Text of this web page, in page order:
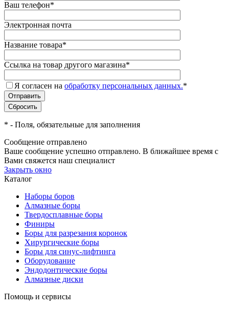
Ваш телефон*
Электронная почта
Название товара*
Ссылка на товар другого магазина*
Я согласен на обработку персональных данных.*
* - Поля, обязательные для заполнения
Сообщение отправлено
Ваше сообщение успешно отправлено. В ближайшее время с
Вами свяжется наш специалист
Закрыть окно
Каталог
Наборы боров
Алмазные боры
Твердосплавные боры
Финиры
Боры для разрезания коронок
Хирургические боры
Боры для синус-лифтинга
Оборудование
Эндодонтические боры
Алмазные диски
Помощь и сервисы